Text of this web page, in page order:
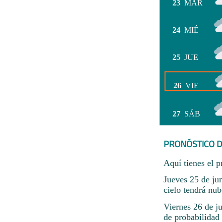
23 MAR
24 MIÉ
25 JUE
26 VIE
27 SÁB
PRONÓSTICO
Aquí tienes el
Jueves 25 de
cielo tendrá
Viernes 26 de
de